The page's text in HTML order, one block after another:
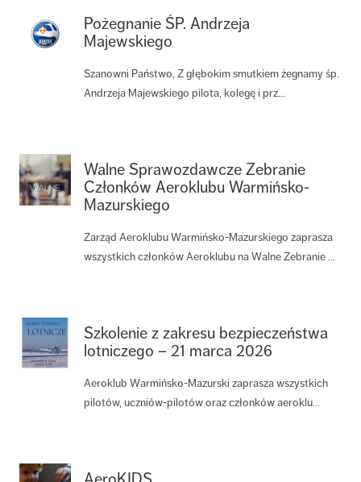
Pożegnanie ŚP. Andrzeja
Majewskiego
Szanowni Państwo, Z głębokim smutkiem żegnamy śp.
Andrzeja Majewskiego pilota, kolegę i prz...
Walne Sprawozdawcze Zebranie
Członków Aeroklubu Warmińsko-
Mazurskiego
Zarząd Aeroklubu Warmińsko-Mazurskiego zaprasza
wszystkich członków Aeroklubu na Walne Zebranie ...
Szkolenie z zakresu bezpieczeństwa
lotniczego – 21 marca 2026
Aeroklub Warmińsko-Mazurski zaprasza wszystkich
pilotów, uczniów-pilotów oraz członków aeroklu...